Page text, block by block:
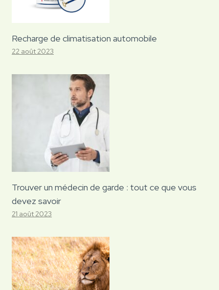
Recharge de climatisation automobile
22 août 2023
Trouver un médecin de garde : tout ce que vous
devez savoir
21 août 2023